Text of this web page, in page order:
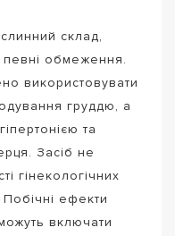
склад,
певні обмеження.
використовувати
груддю, а
та
Засіб не
гінекологічних
ефекти
включати